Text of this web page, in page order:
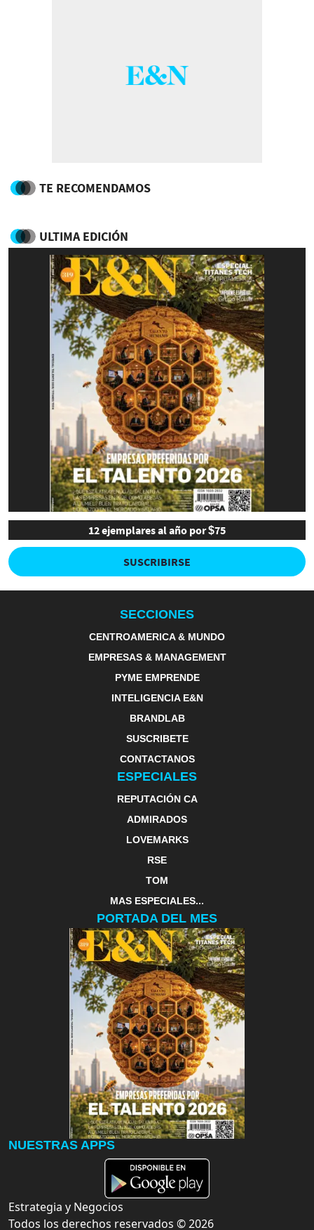
TE RECOMENDAMOS
ULTIMA EDICIÓN
12 ejemplares al año por $75
SUSCRIBIRSE
SECCIONES
CENTROAMERICA & MUNDO
EMPRESAS & MANAGEMENT
PYME EMPRENDE
INTELIGENCIA E&N
BRANDLAB
SUSCRIBETE
CONTACTANOS
ESPECIALES
REPUTACIÓN CA
ADMIRADOS
LOVEMARKS
RSE
TOM
MAS ESPECIALES...
PORTADA DEL MES
NUESTRAS APPS
Estrategia y Negocios
Todos los derechos reservados ©2026